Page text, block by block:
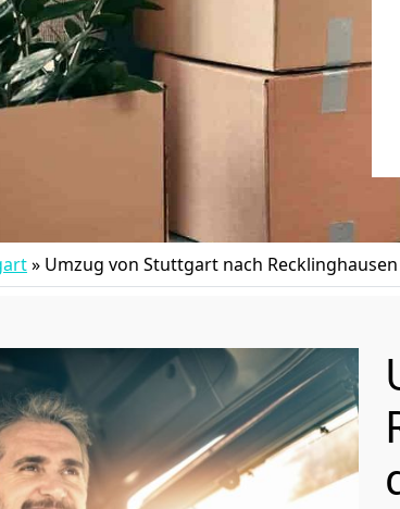
» Umzug von Stuttgart nach Recklinghausen